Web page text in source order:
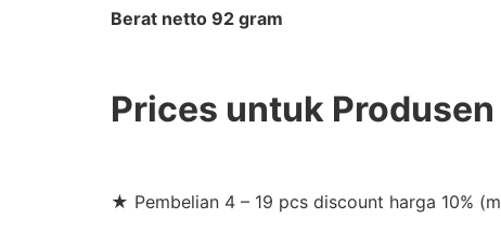
Berat netto 92 gram
Prices untuk Produsen
★ Pembelian 4 – 19 pcs discount harga 10%